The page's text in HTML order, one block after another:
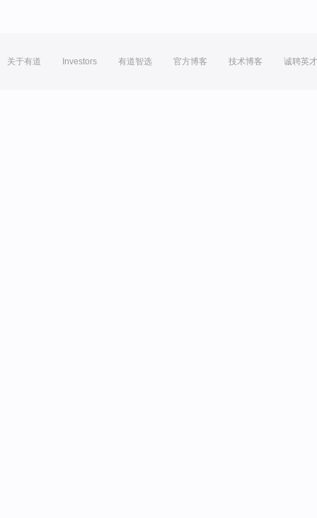
关于有道 Investors 有道智选 官方博客 技术博客 诚聘英才